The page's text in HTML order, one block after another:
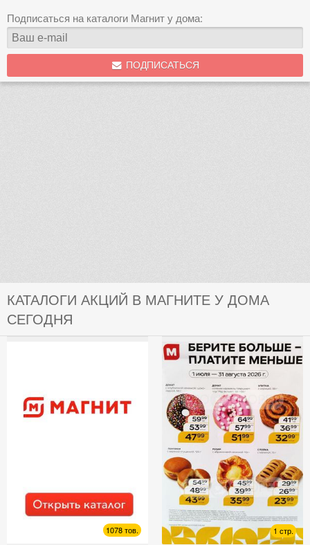
Подписаться на каталоги Магнит у дома:
ПОДПИСАТЬСЯ
КАТАЛОГИ АКЦИЙ В МАГНИТЕ У ДОМА
СЕГОДНЯ
1078 тов. 1 стр.